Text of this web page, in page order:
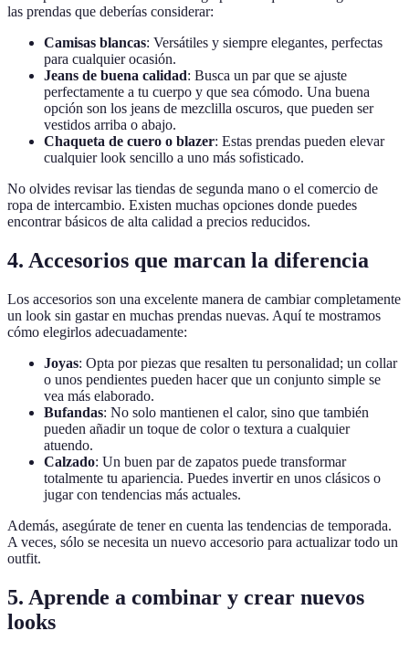
las prendas que deberías considerar:
Camisas blancas: Versátiles y siempre elegantes, perfectas
para cualquier ocasión.
Jeans de buena calidad: Busca un par que se ajuste
perfectamente a tu cuerpo y que sea cómodo. Una buena
opción son los jeans de mezclilla oscuros, que pueden ser
vestidos arriba o abajo.
Chaqueta de cuero o blazer: Estas prendas pueden elevar
cualquier look sencillo a uno más sofisticado.
No olvides revisar las tiendas de segunda mano o el comercio de
ropa de intercambio. Existen muchas opciones donde puedes
encontrar básicos de alta calidad a precios reducidos.
4. Accesorios que marcan la diferencia
Los accesorios son una excelente manera de cambiar completamente
un look sin gastar en muchas prendas nuevas. Aquí te mostramos
cómo elegirlos adecuadamente:
Joyas: Opta por piezas que resalten tu personalidad; un collar
o unos pendientes pueden hacer que un conjunto simple se
vea más elaborado.
Bufandas: No solo mantienen el calor, sino que también
pueden añadir un toque de color o textura a cualquier
atuendo.
Calzado: Un buen par de zapatos puede transformar
totalmente tu apariencia. Puedes invertir en unos clásicos o
jugar con tendencias más actuales.
Además, asegúrate de tener en cuenta las tendencias de temporada.
A veces, sólo se necesita un nuevo accesorio para actualizar todo un
outfit.
5. Aprende a combinar y crear nuevos
looks